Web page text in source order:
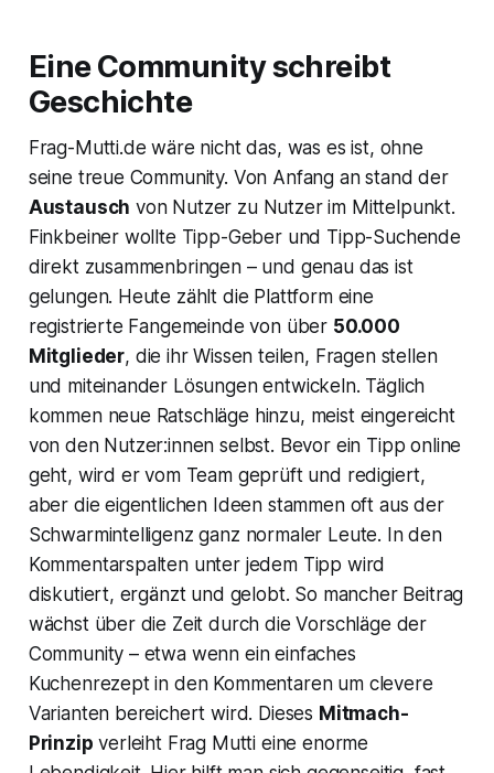
EineCommunityschreibt
Geschichte
Frag-Mutti.de wäre nicht das, was es ist, ohne
seine treue Community. Von Anfang an stand der
Austausch von Nutzer zu Nutzer im Mittelpunkt.
Finkbeiner wollte Tipp-Geber und Tipp-Suchende
direkt zusammenbringen – und genau das ist
gelungen. Heute zählt die Plattform eine
registrierte Fangemeinde von über 50.000
Mitglieder, die ihr Wissen teilen, Fragen stellen
und miteinander Lösungen entwickeln. Täglich
kommen neue Ratschläge hinzu, meist eingereicht
von den Nutzer:innen selbst. Bevor ein Tipp online
geht, wird er vom Team geprüft und redigiert,
aber die eigentlichen Ideen stammen oft aus der
Schwarmintelligenz ganz normaler Leute. In den
Kommentarspalten unter jedem Tipp wird
diskutiert, ergänzt und gelobt. So mancher Beitrag
wächst über die Zeit durch die Vorschläge der
Community – etwa wenn ein einfaches
Kuchenrezept in den Kommentaren um clevere
Varianten bereichert wird. Dieses Mitmach-
Prinzip verleiht Frag Mutti eine enorme